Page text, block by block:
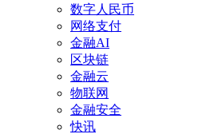
数字人民币
网络支付
金融AI
区块链
金融云
物联网
金融安全
快讯